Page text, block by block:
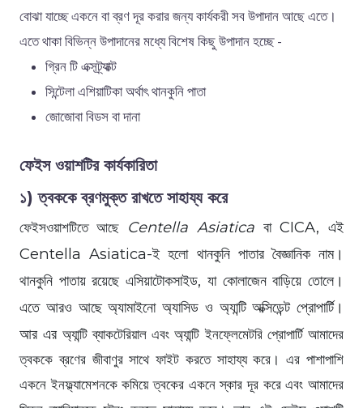
বোঝা যাচ্ছে একনে বা ব্রণ দূর করার জন্য কার্যকরী সব উপাদান আছে এতে।
এতে থাকা বিভিন্ন উপাদানের মধ্যে বিশেষ কিছু উপাদান হচ্ছে -
গ্রিন টি এক্সট্র্যাক্ট
সিন্টেলা এশিয়াটিকা অর্থাৎ থানকুনি পাতা
জোজোবা বিডস বা দানা
ফেইস ওয়াশটির কার্যকারিতা
১)ত্বককে ব্রণমুক্ত রাখতে সাহায্য করে
ফেইসওয়াশটিতে আছেCentella Asiatica বা CICA, এই
Centella Asiatica-ই হলো থানকুনি পাতার বৈজ্ঞানিক নাম।
থানকুনি পাতায় রয়েছে এসিয়াটোকসাইড, যা কোলাজেন বাড়িয়ে তোলে।
এতে আরও আছে অ্যামাইনো অ্যাসিড ও অ্যান্টি অক্সিডেন্ট প্রোপার্টি।
আর এরঅ্যান্টি ব্যাকটেরিয়াল এবং অ্যান্টি ইনফ্লেমেটরি প্রোপার্টি আমাদের
ত্বককে ব্রণের জীবাণুর সাথে ফাইট করতে সাহায্য করে। এর পাশাপাশি
একনে ইনফ্ল্যামেশনকে কমিয়ে ত্বকের একনে স্কার দূর করে এবং আমাদের